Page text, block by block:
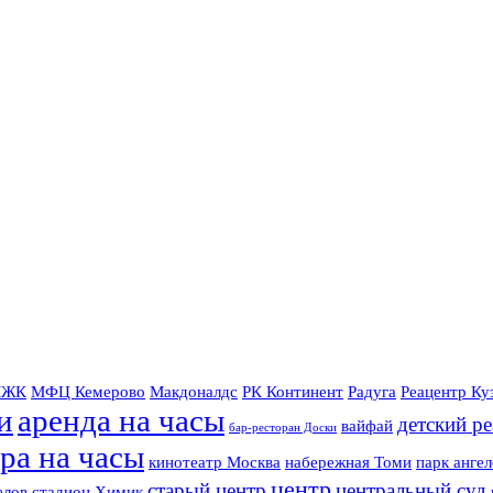
МФЦ Кемерово Макдоналдс РК Континент Радуга Реацентр
аренда на часы бар-ресторан Доски вайфай детский
на часы кинотеатр Москва набережная Томи парк